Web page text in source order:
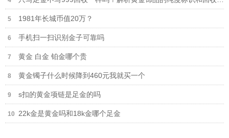
1981年长城币值20万？
手机扫一扫识别金子可靠吗
黄金 白金 铂金哪个贵
黄金镯子什么时候降到460元我就买一个
s扣的黄金项链是足金的吗
22k金是黄金吗和18k金哪个足金